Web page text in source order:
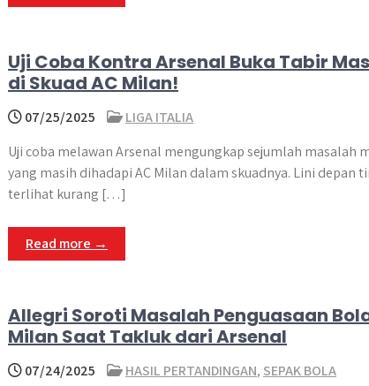
Uji Coba Kontra Arsenal Buka Tabir
di Skuad AC Milan!
07/25/2025
LIGA ITALIA
Uji coba melawan Arsenal mengungkap sejumlah masalah
yang masih dihadapi AC Milan dalam skuadnya. Lini depan
terlihat kurang […]
Read more →
Allegri Soroti Masalah Penguasaan
Milan Saat Takluk dari Arsenal
07/24/2025 HASIL PERTANDINGAN, SEPAK BOLA